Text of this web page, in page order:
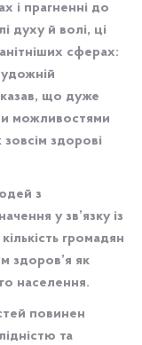
і прагненні до
духу й волі, ці
сферах:
що дуже
можливостями
здорові
з
у зв’язку із
громадян
здоров’я як
населення.
повинен
та